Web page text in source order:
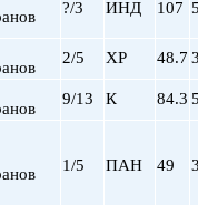
?/3 ИНД 107
2/5 ХР 48.7
9/13 К 84.3
1/5 ПАН 49